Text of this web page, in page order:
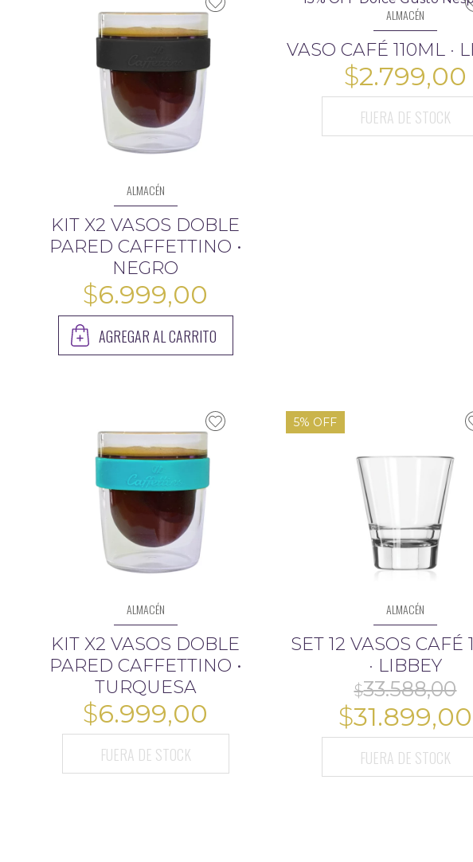
ALMACÉN
KIT X2 VASOS DOBLE
PARED CAFFETTINO •
NEGRO
$6.999,00
AGREGAR AL CARRITO
ALMACÉN
VASO CAFÉ 110ML ·
$2.799,00
FUERA DE STOCK
ALMACÉN
KIT X2 VASOS DOBLE
PARED CAFFETTINO •
TURQUESA
$6.999,00
FUERA DE STOCK
5% OFF
ALMACÉN
SET 12 VASOS CAFÉ
· LIBBEY
El
$31.899,00
FUERA DE STOCK